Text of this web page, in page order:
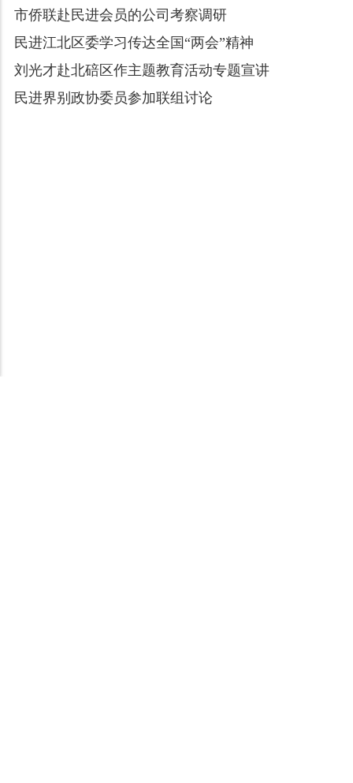
市侨联赴民进会员的公司考察调研
民进江北区委学习传达全国“两会”精神
刘光才赴北碚区作主题教育活动专题宣讲
民进界别政协委员参加联组讨论